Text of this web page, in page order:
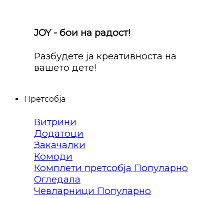
JOY - бои на радост!
Разбудете ја креативноста на
вашето дете!
Претсобја
Витрини
Додатоци
Закачалки
Комоди
Комплети претсобја
Огледала
Чевларници